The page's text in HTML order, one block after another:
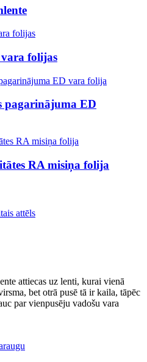
folijas
pagarinājuma ED
RA misiņa folija
attiecas uz lenti, kurai vienā
bet otrā pusē tā ir kaila, tāpēc
par vienpusēju vadošu vara